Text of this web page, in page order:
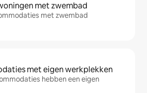
met zwembad
met zwembad
met eigen werkplekken
hebben een eigen